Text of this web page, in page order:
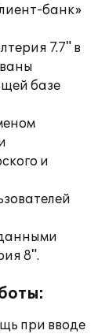
банк»
7.7" в
базе
и
8".
при вводе